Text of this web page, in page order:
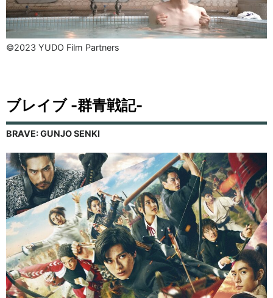
©︎2023 YUDO Film Partners
ブレイブ -群青戦記-
BRAVE: GUNJO SENKI